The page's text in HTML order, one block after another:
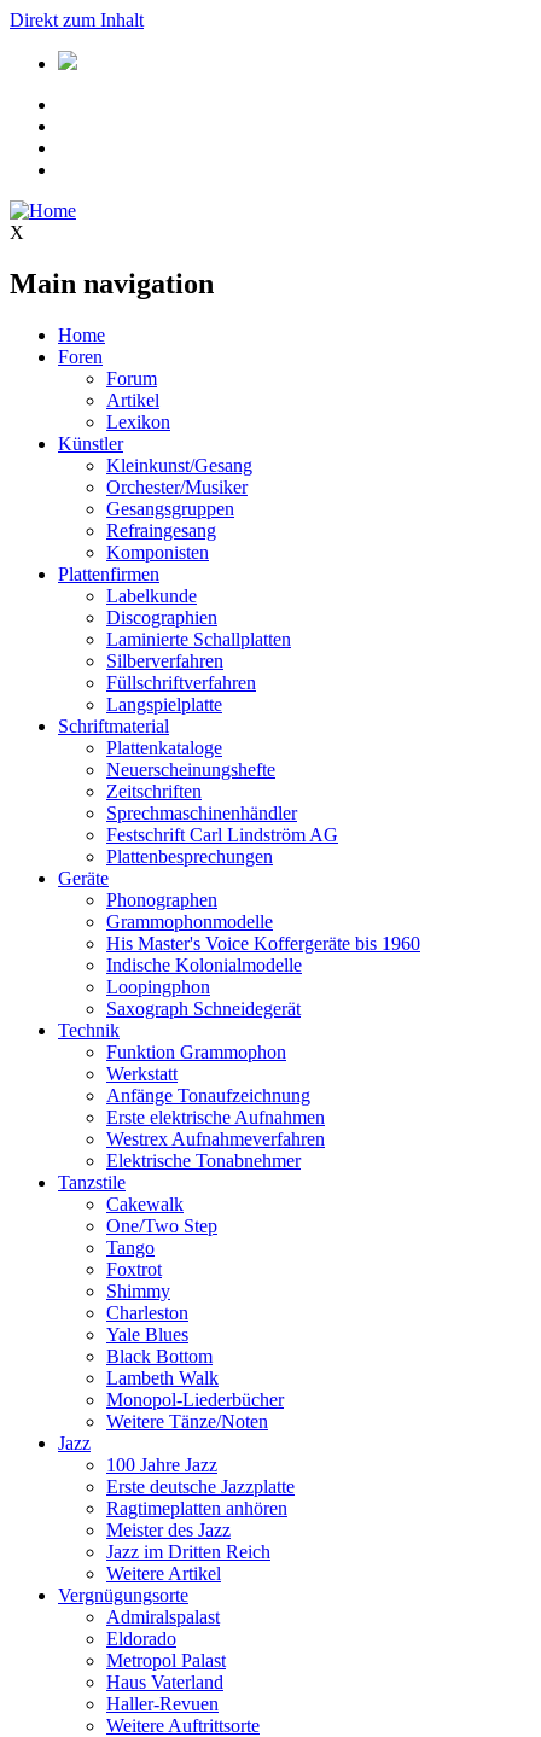
Direkt zum Inhalt
X
Main navigation
Home
Foren
Forum
Artikel
Lexikon
Künstler
Kleinkunst/Gesang
Orchester/Musiker
Gesangsgruppen
Refraingesang
Komponisten
Plattenfirmen
Labelkunde
Discographien
Laminierte Schallplatten
Silberverfahren
Füllschriftverfahren
Langspielplatte
Schriftmaterial
Plattenkataloge
Neuerscheinungshefte
Zeitschriften
Sprechmaschinenhändler
Festschrift Carl Lindström AG
Plattenbesprechungen
Geräte
Phonographen
Grammophonmodelle
His Master's Voice Koffergeräte bis 1960
Indische Kolonialmodelle
Loopingphon
Saxograph Schneidegerät
Technik
Funktion Grammophon
Werkstatt
Anfänge Tonaufzeichnung
Erste elektrische Aufnahmen
Westrex Aufnahmeverfahren
Elektrische Tonabnehmer
Tanzstile
Cakewalk
One/Two Step
Tango
Foxtrot
Shimmy
Charleston
Yale Blues
Black Bottom
Lambeth Walk
Monopol-Liederbücher
Weitere Tänze/Noten
Jazz
100 Jahre Jazz
Erste deutsche Jazzplatte
Ragtimeplatten anhören
Meister des Jazz
Jazz im Dritten Reich
Weitere Artikel
Vergnügungsorte
Admiralspalast
Eldorado
Metropol Palast
Haus Vaterland
Haller-Revuen
Weitere Auftrittsorte